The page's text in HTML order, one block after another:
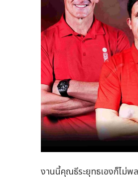
งานนี้คุณธีระยุทธเองก็ไม่พ